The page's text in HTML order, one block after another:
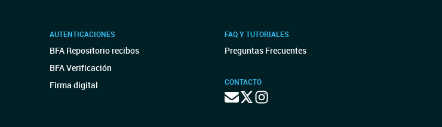
AUTENTICACIONES
BFA Repositorio recibos
BFA Verificación
Firma digital
FAQ Y TUTORIALES
Preguntas Frecuentes
CONTACTO